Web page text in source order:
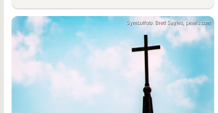
Symbolfoto: Brett Sayles, pexels.com